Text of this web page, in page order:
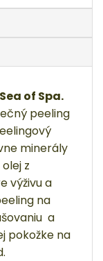
of Spa.
peeling
minerály
z
výživu a
na
a
pokožke na